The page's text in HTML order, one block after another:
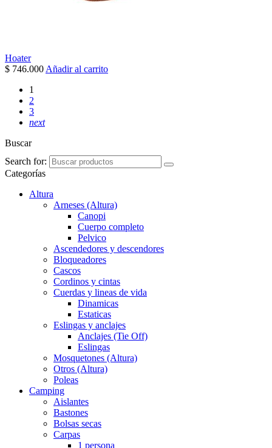
Hoater
$ 746.000 Añadir al carrito
1
2
3
next
Buscar
Search for:
Categorías
Altura
Arneses (Altura)
Canopi
Cuerpo completo
Pelvico
Ascendedores y descendores
Bloqueadores
Cascos
Cordinos y cintas
Cuerdas y lineas de vida
Dinamicas
Estaticas
Eslingas y anclajes
Anclajes (Tie Off)
Eslingas
Mosquetones (Altura)
Otros (Altura)
Poleas
Camping
Aislantes
Bastones
Bolsas secas
Carpas
1 persona